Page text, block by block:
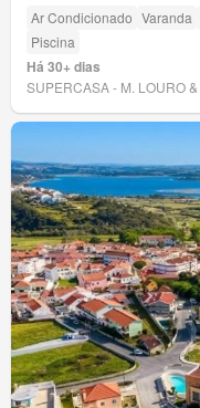
Ar Condicionado Varanda
Piscina
Há 30+ dias